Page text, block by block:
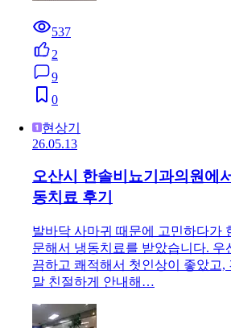
537
2
9
0
현상기
26.05.13
오산시 한솔비뇨기과의원에
동치료 후기
발바닥 사마귀 때문에 고민하다가
문해서 냉동치료를 받았습니다. 우
끔하고 쾌적해서 첫인상이 좋았고,
말 친절하게 안내해…